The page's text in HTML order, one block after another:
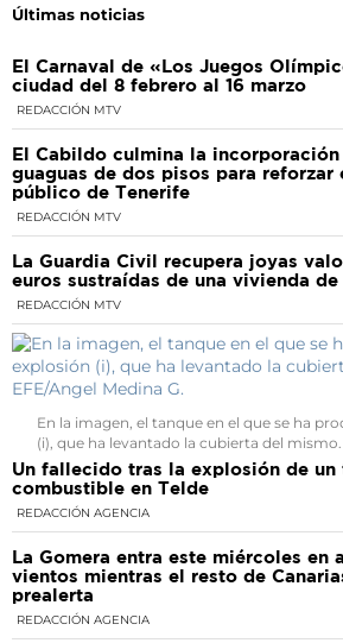
Últimas noticias
El Carnaval de «Los Juegos
ciudad del 8 febrero al 16 marzo
REDACCIÓN MTV
El Cabildo culmina la incorporación
guaguas de dos pisos para reforzar
público de Tenerife
REDACCIÓN MTV
La Guardia Civil recupera joyas
euros sustraídas de una vivienda de
REDACCIÓN MTV
En la imagen, el tanque en el que se ha
(i), que ha levantado la cubierta del
Un fallecido tras la explosión de un
combustible en Telde
REDACCIÓN AGENCIA
La Gomera entra este miércoles en
vientos mientras el resto de
prealerta
REDACCIÓN AGENCIA